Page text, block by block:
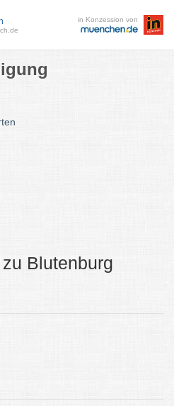
in Konzession von
Blutenburg